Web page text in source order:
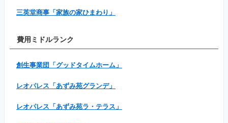
三英堂商事「家族の家ひまわり」
費用ミドルランク
創生事業団「グッドタイムホーム」
レオパレス「あずみ苑グランデ」
レオパレス「あずみ苑ラ・テラス」